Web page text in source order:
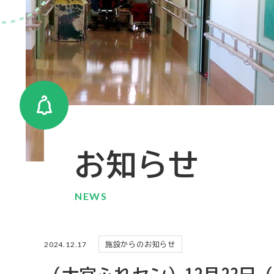
お知らせ
NEWS
2024.12.17 施設からのお知らせ